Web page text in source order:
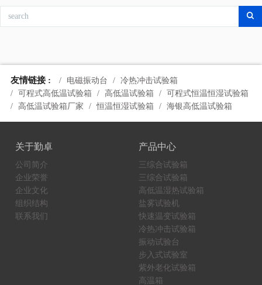
友情链接 : 电磁振动台
冷热冲击试验箱
可程式高低温试验箱
高低温试验箱
可程式恒温恒湿试验箱
高低温试验箱厂家
恒温恒湿试验箱 海银高低温试验箱
关于勤卓
公司简介
企业荣誉
企业文化
组织结构
联系我们
产品中心
三综合试验箱
三综合试验箱
高低温湿热试验箱
盐雾试验机
快速温变试验箱
冷热冲击试验箱
振动试验台
步入式试验室
紫外老化试验箱
高温箱